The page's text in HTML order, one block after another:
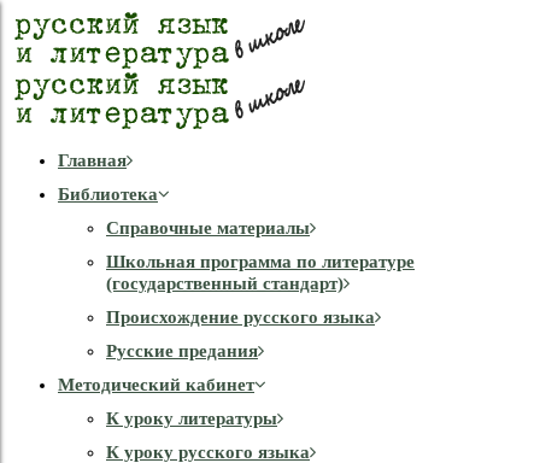
Главная
Библиотека
Справочные материалы
Школьная программа по литературе
(государственный стандарт)
Происхождение русского языка
Русские предания
Методический кабинет
К уроку литературы
К уроку русского языка